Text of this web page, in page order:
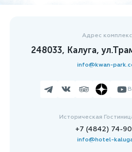
Адрес
248033, Калуга,
info@kwan-
Историческая
+7 (4842) 74-
info@hotel-